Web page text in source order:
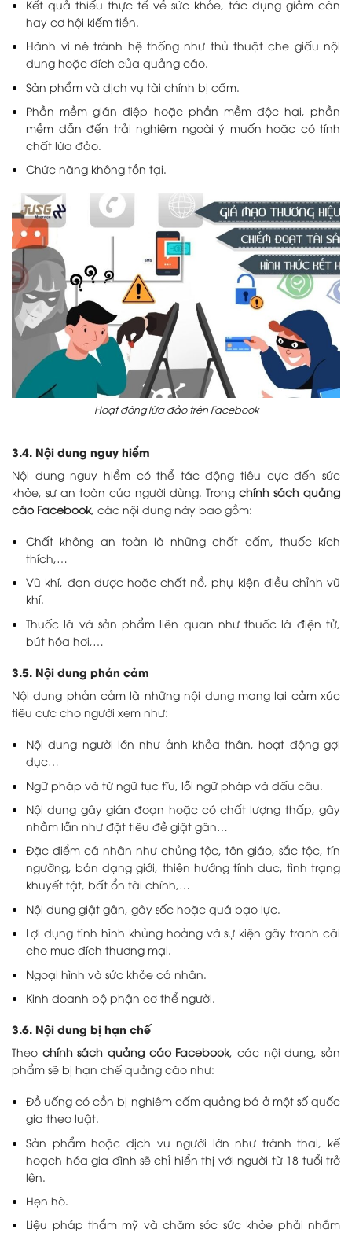
Kết quả thiếu thực tế về sức khỏe, tác dụng giảm cân
hay cơ hội kiếm tiền.
Hành vi né tránh hệ thống như thủ thuật che giấu nội
dung hoặc đích của quảng cáo.
Sản phẩm và dịch vụ tài chính bị cấm.
Phần mềm gián điệp hoặc phần mềm độc hại, phần
mềm dẫn đến trải nghiệm ngoài ý muốn hoặc có tính
chất lừa đảo.
Chức năng không tồn tại.
Hoạt động lừa đảo trên Facebook
3.4. Nội dung nguy hiểm
Nội dung nguy hiểm có thể tác động tiêu cực đến sức
khỏe, sự an toàn của người dùng. Trong chính sách quảng
cáo Facebook, các nội dung này bao gồm:
Chất không an toàn là những chất cấm, thuốc kích
thích,…
Vũ khí, đạn dược hoặc chất nổ, phụ kiện điều chỉnh vũ
khí.
Thuốc lá và sản phẩm liên quan như thuốc lá điện tử,
bút hóa hơi,…
3.5. Nội dung phản cảm
Nội dung phản cảm là những nội dung mang lại cảm xúc
tiêu cực cho người xem như:
Nội dung người lớn như ảnh khỏa thân, hoạt động gợi
dục…
Ngữ pháp và từ ngữ tục tĩu, lỗi ngữ pháp và dấu câu.
Nội dung gây gián đoạn hoặc có chất lượng thấp, gây
nhầm lẫn như đặt tiêu đề giật gân…
Đặc điểm cá nhân như chủng tộc, tôn giáo, sắc tộc, tín
ngưỡng, bản dạng giới, thiên hướng tính dục, tình trạng
khuyết tật, bất ổn tài chính,…
Nội dung giật gân, gây sốc hoặc quá bạo lực.
Lợi dụng tình hình khủng hoảng và sự kiện gây tranh cãi
cho mục đích thương mại.
Ngoại hình và sức khỏe cá nhân.
Kinh doanh bộ phận cơ thể người.
3.6. Nội dung bị hạn chế
Theo chính sách quảng cáo Facebook, các nội dung, sản
phẩm sẽ bị hạn chế quảng cáo như:
Đồ uống có cồn bị nghiêm cấm quảng bá ở một số quốc
gia theo luật.
Sản phẩm hoặc dịch vụ người lớn như tránh thai, kế
hoạch hóa gia đình sẽ chỉ hiển thị với người từ 18 tuổi trở
lên.
Hẹn hò.
Liệu pháp thẩm mỹ và chăm sóc sức khỏe phải nhắm